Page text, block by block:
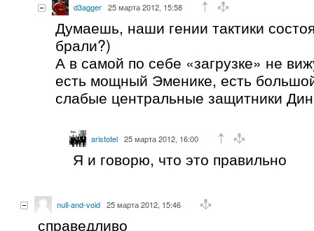
d3agger 25 марта 2012, 15:58
Думаешь, наши гении тактики
брали?)
А в самой по себе «загрузке» не
есть мощный Эменике, есть
слабые центральные защитники
aristotel 25 марта 2012, 16:00
Я и говорю, что это правильно
null-and-void 25 марта 2012, 15:46
справедливо